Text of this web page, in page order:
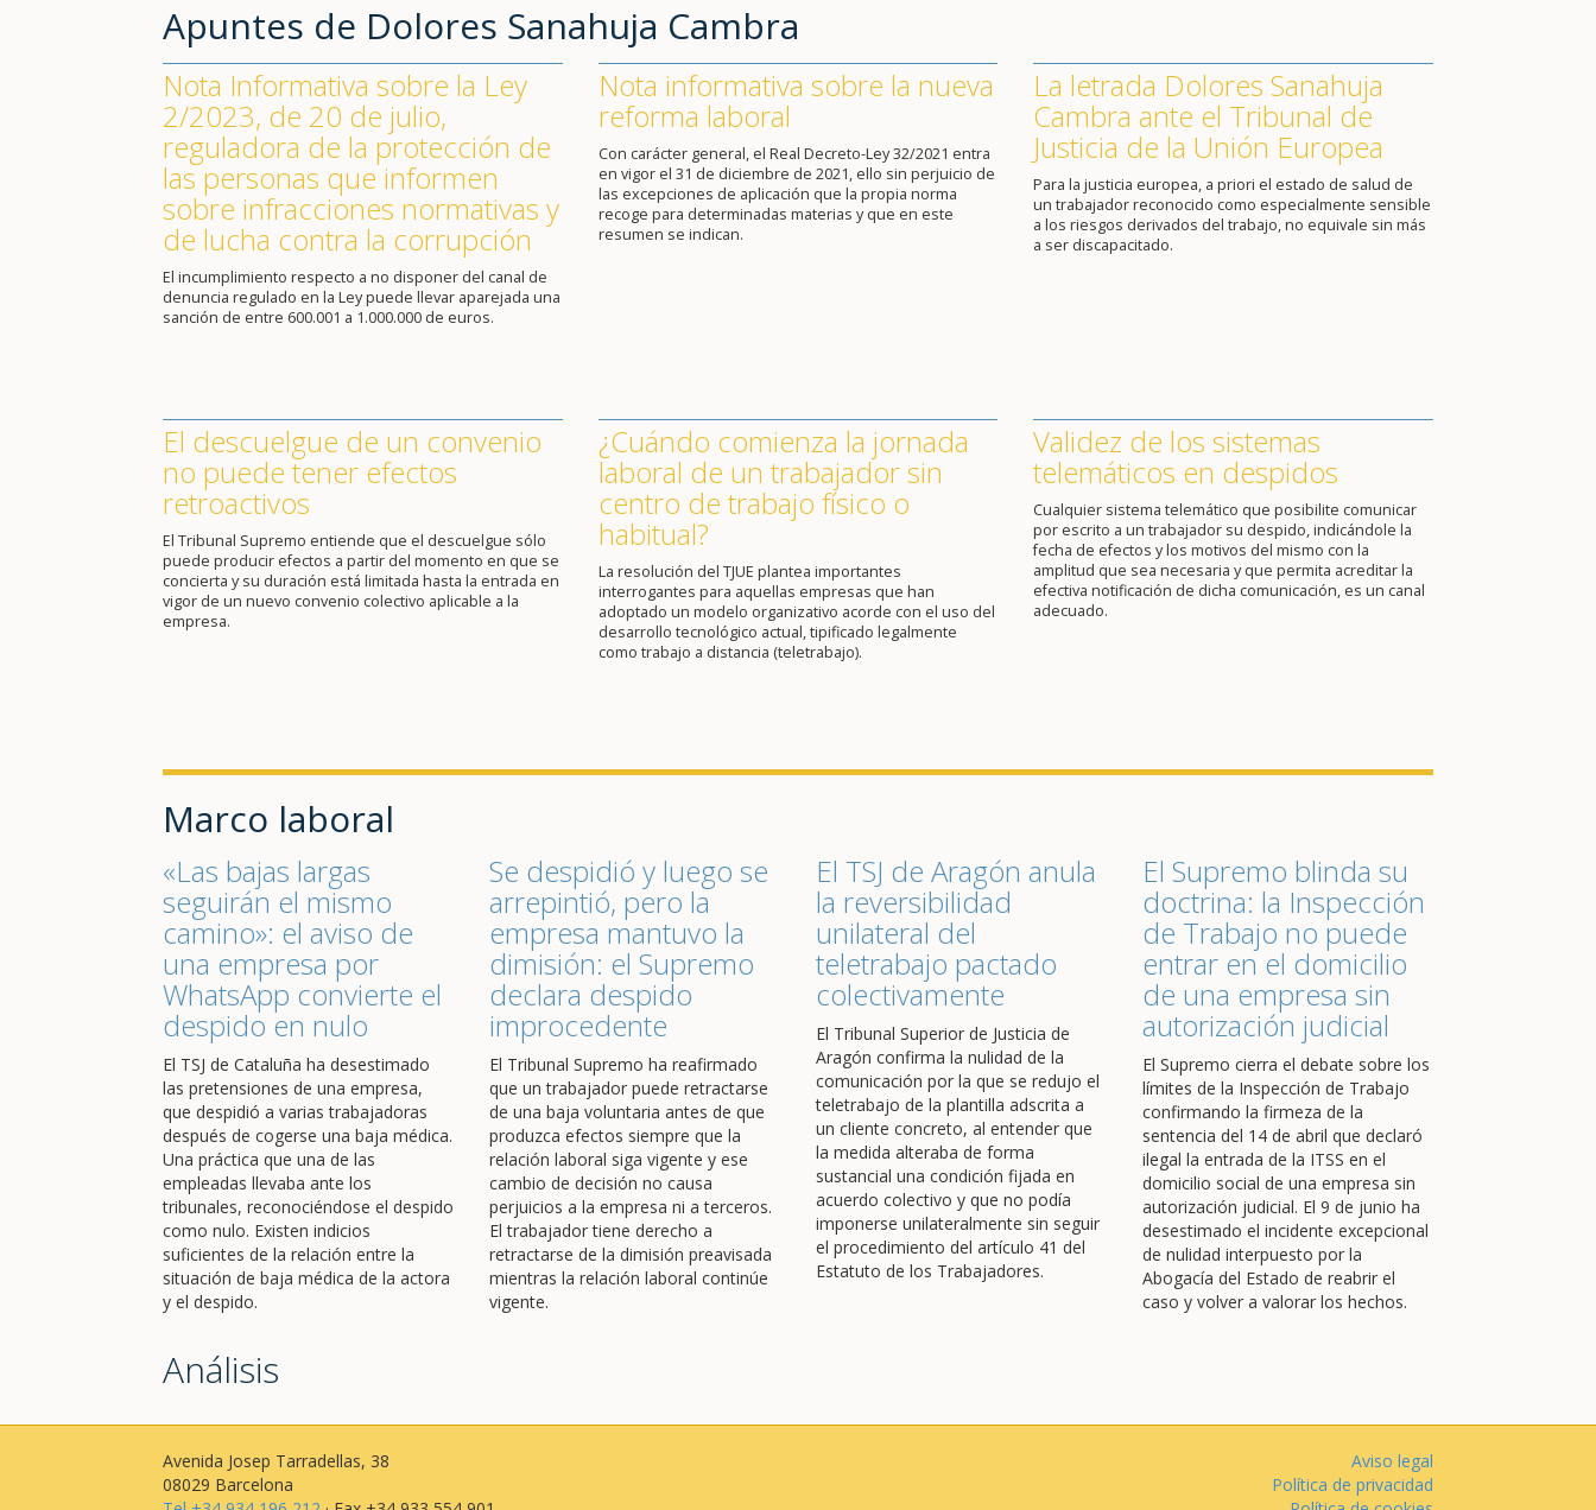
Apuntes de Dolores Sanahuja Cambra
Nota Informativa sobre la Ley
2/2023, de 20 de julio,
reguladora de la protección de
las personas que informen
sobre infracciones normativas y
de lucha contra la corrupción
El incumplimiento respecto a no disponer del canal de
denuncia regulado en la Ley puede llevar aparejada una
sanción de entre 600.001 a 1.000.000 de euros.
Nota informativa sobre la nueva
reforma laboral
Con carácter general, el Real Decreto-Ley 32/2021 entra
en vigor el 31 de diciembre de 2021, ello sin perjuicio de
las excepciones de aplicación que la propia norma
recoge para determinadas materias y que en este
resumen se indican.
La letrada Dolores Sanahuja
Cambra ante el Tribunal de
Justicia de la Unión Europea
Para la justicia europea, a priori el estado de salud de
un trabajador reconocido como especialmente sensible
a los riesgos derivados del trabajo, no equivale sin más
a ser discapacitado.
El descuelgue de un convenio
no puede tener efectos
retroactivos
El Tribunal Supremo entiende que el descuelgue sólo
puede producir efectos a partir del momento en que se
concierta y su duración está limitada hasta la entrada en
vigor de un nuevo convenio colectivo aplicable a la
empresa.
¿Cuándo comienza la jornada
laboral de un trabajador sin
centro de trabajo físico o
habitual?
La resolución del TJUE plantea importantes
interrogantes para aquellas empresas que han
adoptado un modelo organizativo acorde con el uso del
desarrollo tecnológico actual, tipificado legalmente
como trabajo a distancia (teletrabajo).
Validez de los sistemas
telemáticos en despidos
Cualquier sistema telemático que posibilite comunicar
por escrito a un trabajador su despido, indicándole la
fecha de efectos y los motivos del mismo con la
amplitud que sea necesaria y que permita acreditar la
efectiva notificación de dicha comunicación, es un canal
adecuado.
Marco laboral
«Las bajas largas
seguirán el mismo
camino»: el aviso de
una empresa por
WhatsApp convierte el
despido en nulo
El TSJ de Cataluña ha desestimado
las pretensiones de una empresa,
que despidió a varias trabajadoras
después de cogerse una baja médica.
Una práctica que una de las
empleadas llevaba ante los
tribunales, reconociéndose el despido
como nulo. Existen indicios
suficientes de la relación entre la
situación de baja médica de la actora
y el despido.
Se despidió y luego se
arrepintió, pero la
empresa mantuvo la
dimisión: el Supremo
declara despido
improcedente
El Tribunal Supremo ha reafirmado
que un trabajador puede retractarse
de una baja voluntaria antes de que
produzca efectos siempre que la
relación laboral siga vigente y ese
cambio de decisión no causa
perjuicios a la empresa ni a terceros.
El trabajador tiene derecho a
retractarse de la dimisión preavisada
mientras la relación laboral continúe
vigente.
El TSJ de Aragón anula
la reversibilidad
unilateral del
teletrabajo pactado
colectivamente
El Tribunal Superior de Justicia de
Aragón confirma la nulidad de la
comunicación por la que se redujo el
teletrabajo de la plantilla adscrita a
un cliente concreto, al entender que
la medida alteraba de forma
sustancial una condición fijada en
acuerdo colectivo y que no podía
imponerse unilateralmente sin seguir
el procedimiento del artículo 41 del
Estatuto de los Trabajadores.
El Supremo blinda su
doctrina: la Inspección
de Trabajo no puede
entrar en el domicilio
de una empresa sin
autorización judicial
El Supremo cierra el debate sobre los
límites de la Inspección de Trabajo
confirmando la firmeza de la
sentencia del 14 de abril que declaró
ilegal la entrada de la ITSS en el
domicilio social de una empresa sin
autorización judicial. El 9 de junio ha
desestimado el incidente excepcional
de nulidad interpuesto por la
Abogacía del Estado de reabrir el
caso y volver a valorar los hechos.
Análisis
Avenida Josep Tarradellas, 38
08029 Barcelona
Aviso legal
Política de privacidad